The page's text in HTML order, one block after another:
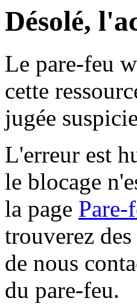
Désolé,
Le pare-feu
cette
jugée
L'erreur est
le blocage
la page Pare-
trouverez
de nous
du pare-feu.